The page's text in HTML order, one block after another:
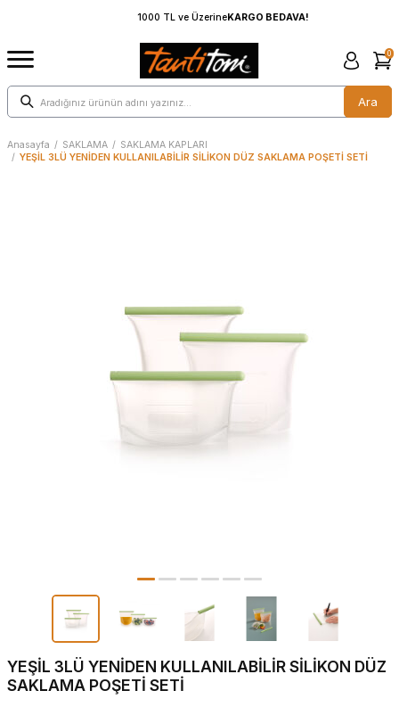
1000 TL ve ÜzerineKARGO BEDAVA!
Ara
0
Anasayfa / SAKLAMA / SAKLAMA KAPLARI
/ YEŞİL 3LÜ YENİDEN KULLANILABİLİR SİLİKON DÜZ SAKLAMA POŞETİ SETİ
YEŞİL 3LÜ YENİDEN KULLANILABİLİR SİLİKON DÜZ
SAKLAMA POŞETİ SETİ